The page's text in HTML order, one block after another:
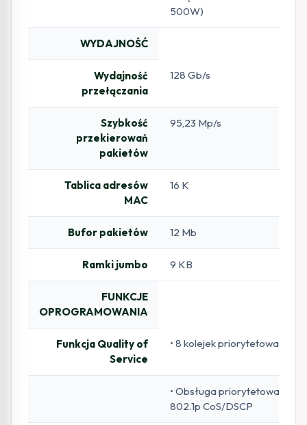
500W)
WYDAJNOŚĆ
Wydajność
przełączania
128 Gb/s
Szybkość
przekierowań
pakietów
95,23 Mp/s
Tablica adresów
MAC
16 K
Bufor pakietów 12 Mb
Ramki jumbo 9 KB
FUNKCJE
OPROGRAMOWANIA
Funkcja Quality of
Service
• 8 kolejek priorytetowania
• Obsługa priorytetowania
802.1p CoS/DSCP